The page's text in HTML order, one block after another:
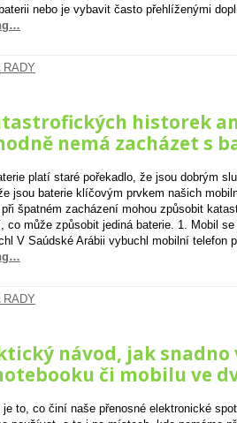
nebo je vybavit často přehlíženými
RADY
historek
nemá zacházet s
platí staré pořekadlo, že jsou dobrým
jsou baterie klíčovým prvkem našich
špatném zacházení mohou způsobit
co může způsobit jediná baterie. 1. Mobil
V Saúdské Arábii vybuchl mobilní telefon
RADY
návod, jak
či mobilu ve
je to, co činí naše přenosné elektronické